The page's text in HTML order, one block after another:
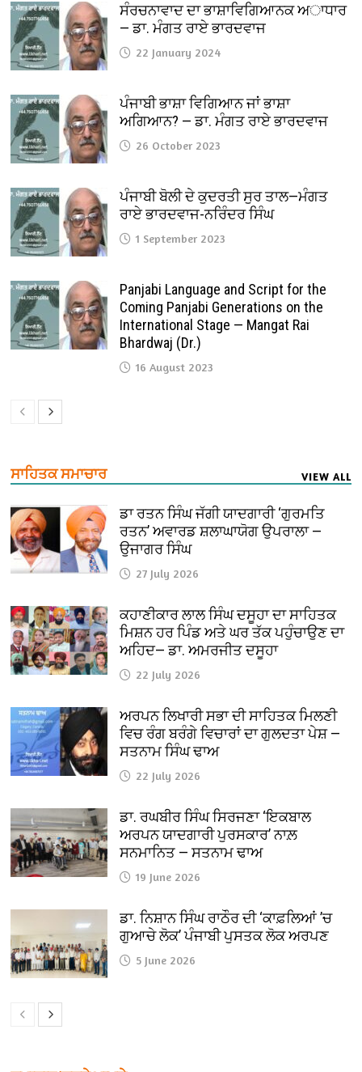
ਸੰਰਚਨਾਵਾਦ ਦਾ ਭਾਸ਼ਾਵਿਗਿਆਨਕ ਅਾਧਾਰ
— ਡਾ. ਮੰਗਤ ਰਾਏ ਭਾਰਦਵਾਜ
22 January 2024
ਪੰਜਾਬੀ ਭਾਸ਼ਾ ਵਿਗਿਆਨ ਜਾਂ ਭਾਸ਼ਾ
ਅਗਿਆਨ? — ਡਾ. ਮੰਗਤ ਰਾਏ ਭਾਰਦਵਾਜ
26 October 2023
ਪੰਜਾਬੀ ਬੋਲੀ ਦੇ ਕੁਦਰਤੀ ਸੁਰ ਤਾਲ—ਮੰਗਤ
ਰਾਏ ਭਾਰਦਵਾਜ-ਨਰਿੰਦਰ ਸਿੰਘ
1 September 2023
Panjabi Language and Script for the
Coming Panjabi Generations on the
International Stage — Mangat Rai
Bhardwaj (Dr.)
16 August 2023
ਸਾਹਿਤਕ ਸਮਾਚਾਰ VIEW ALL
ਡਾ ਰਤਨ ਸਿੰਘ ਜੱਗੀ ਯਾਦਗਾਰੀ ‘ਗੁਰਮਤਿ
ਰਤਨ’ ਅਵਾਰਡ ਸ਼ਲਾਘਾਯੋਗ ਉਪਰਾਲਾ —
ਉਜਾਗਰ ਸਿੰਘ
27 July 2026
ਕਹਾਣੀਕਾਰ ਲਾਲ ਸਿੰਘ ਦਸੂਹਾ ਦਾ ਸਾਹਿਤਕ
ਮਿਸ਼ਨ ਹਰ ਪਿੰਡ ਅਤੇ ਘਰ ਤੱਕ ਪਹੁੰਚਾਉਣ ਦਾ
ਅਹਿਦ— ਡਾ. ਅਮਰਜੀਤ ਦਸੂਹਾ
22 July 2026
ਅਰਪਨ ਲਿਖਾਰੀ ਸਭਾ ਦੀ ਸਾਹਿਤਕ ਮਿਲਣੀ
ਵਿਚ ਰੰਗ ਬਰੰਗੇ ਵਿਚਾਰਾਂ ਦਾ ਗੁਲਦਤਾ ਪੇਸ਼ —
ਸਤਨਾਮ ਸਿੰਘ ਢਾਅ
22 July 2026
ਡਾ. ਰਘਬੀਰ ਸਿੰਘ ਸਿਰਜਣਾ ‘ਇਕਬਾਲ
ਅਰਪਨ ਯਾਦਗਾਰੀ ਪੁਰਸਕਾਰ’ ਨਾਲ਼
ਸਨਮਾਨਿਤ — ਸਤਨਾਮ ਢਾਅ
19 June 2026
ਡਾ. ਨਿਸ਼ਾਨ ਸਿੰਘ ਰਾਠੌਰ ਦੀ ‘ਕਾਫ਼ਲਿਆਂ ’ਚ
ਗੁਆਚੇ ਲੋਕ’ ਪੰਜਾਬੀ ਪੁਸਤਕ ਲੋਕ ਅਰਪਣ
5 June 2026